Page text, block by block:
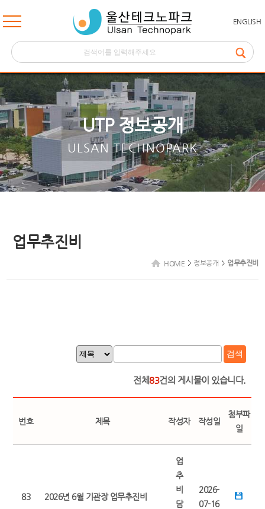
ENGLISH
UTP 정보공개
ULSAN TECHNOPARK
업무추진비
HOME 정보공개 업무추진비
검색
전체 83건의 게시물이 있습니다.
번호 제목 작성자 작성일
첨부파
일
83 2026년 6월 기관장 업무추진비
업
추
비
담
2026-
07-16